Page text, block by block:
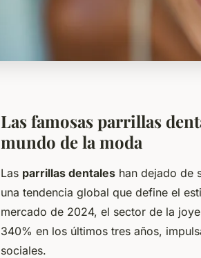
Las famosas parrillas
mundo de la moda
Las parrillas dentales han dejado de
una tendencia global que define el
mercado de 2024, el sector de la
340% en los últimos tres años,
sociales.